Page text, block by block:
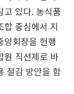
고 있다. 농식품
합 중심에서 지
앙회장을 현행
원 직선제로 바
절감 방안을 함